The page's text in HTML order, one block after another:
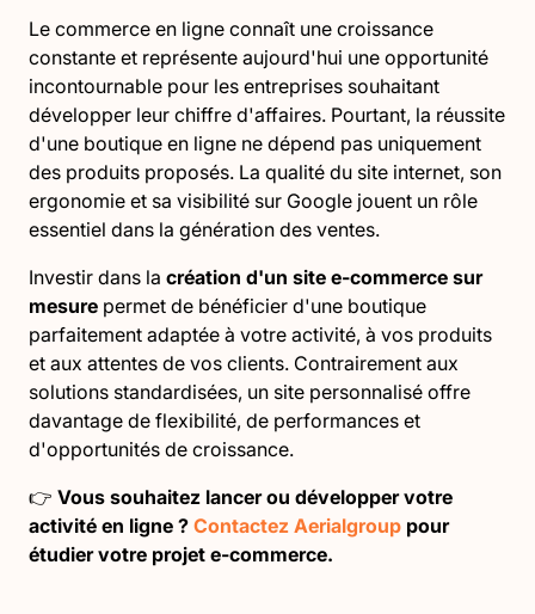
Le commerce en ligne connaît une croissance
constante et représente aujourd'hui une opportunité
incontournable pour les entreprises souhaitant
développer leur chiffre d'affaires. Pourtant, la réussite
d'une boutique en ligne ne dépend pas uniquement
des produits proposés. La qualité du site internet, son
ergonomie et sa visibilité sur Google jouent un rôle
essentiel dans la génération des ventes.
Investir dans la création d'un site e-commerce sur
mesure permet de bénéficier d'une boutique
parfaitement adaptée à votre activité, à vos produits
et aux attentes de vos clients. Contrairement aux
solutions standardisées, un site personnalisé offre
davantage de flexibilité, de performances et
d'opportunités de croissance.
👉 Vous souhaitez lancer ou développer votre
activité en ligne ? Contactez Aerialgroup pour
étudier votre projet e-commerce.